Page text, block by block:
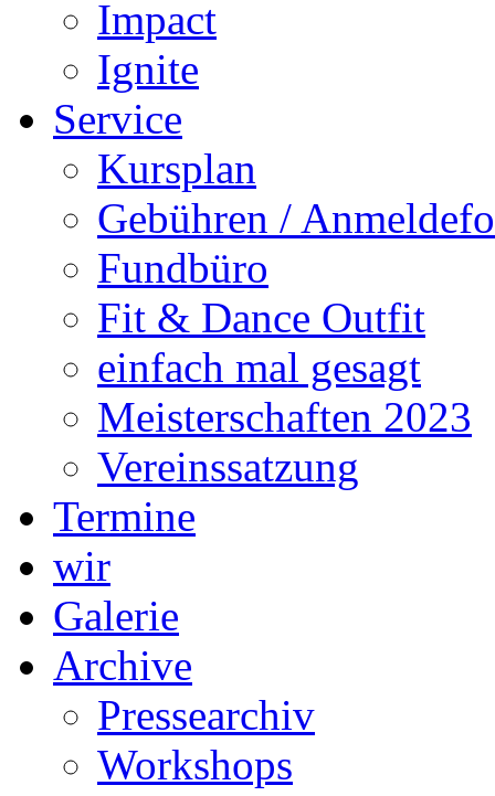
Impact
Ignite
Service
Kursplan
Gebühren /
Fundbüro
Fit & Dance Outfit
einfach mal gesagt
Meisterschaften 2023
Vereinssatzung
Termine
wir
Galerie
Archive
Pressearchiv
Workshops